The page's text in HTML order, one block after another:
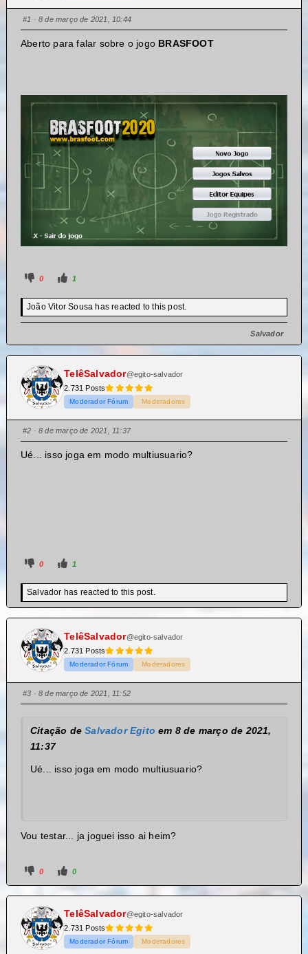
#1 · 8 de março de 2021, 10:44
Aberto para falar sobre o jogo BRASFOOT
0 1
João Vitor Sousa has reacted to this post.
Salvador
TelêSalvador@egito-salvador
2.731 Posts
Moderador Fórum Moderadores
#2 · 8 de março de 2021, 11:37
Ué... isso joga em modo multiusuario?
0 1
Salvador has reacted to this post.
TelêSalvador@egito-salvador
2.731 Posts
Moderador Fórum Moderadores
#3 · 8 de março de 2021, 11:52
Citação deSalvador Egito em 8 de março de 2021,
11:37
Ué... isso joga em modo multiusuario?
Vou testar... ja joguei isso ai heim?
0 0
TelêSalvador@egito-salvador
2.731 Posts
Moderador Fórum Moderadores